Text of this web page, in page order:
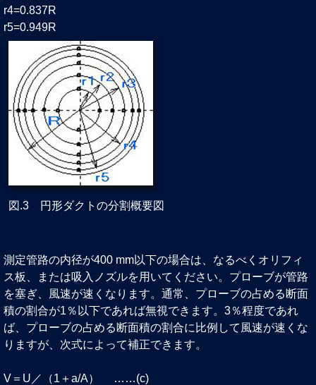
r4=0.837R
r5=0.949R
図.3 円形ダクトの分割概要図
測定管路の内径が400 mm以下の場合は、なるべくオリフィ
ス板、または吸入ノズルを用いてください。プローブが管路
を塞ぎ、風速が速くなります。通常、プローブの占める断面
積の割合が1％以下であれば無視できます。3％程度であれ
ば、プローブの占める断面積の割合に比例して風速が速くな
りますが、次式によって補正できます。
V＝U／（1＋a/A） ……(c)